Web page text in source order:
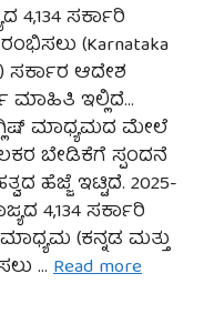
4,134 ಸರ್ಕಾರಿ
(Karnataka
ಸರ್ಕಾರ ಆದೇಶ
ಮಾಹಿತಿ ಇಲ್ಲಿದೆ…
ಮಾಧ್ಯಮದ ಮೇಲೆ
ಬೇಡಿಕೆಗೆ ಸ್ಪಂದನೆ
ಹೆಜ್ಜೆ ಇಟ್ಟಿದೆ. 2025-
4,134 ಸರ್ಕಾರಿ
(ಕನ್ನಡ ಮತ್ತು
… Read more